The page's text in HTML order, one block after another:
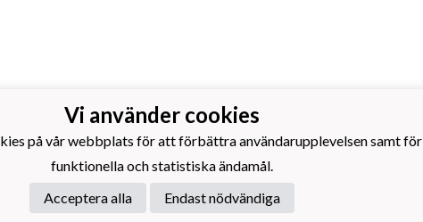
rf.
14
före jaget!
Vi använder cookies
på vår webbplats för att förbättra användarupplevelsen samt för
funktionella och statistiska ändamål.
Acceptera alla
Endast nödvändiga